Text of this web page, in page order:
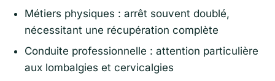
Métiers physiques : arrêt souvent doublé,
nécessitant une récupération complète
Conduite professionnelle : attention particulière
aux lombalgies et cervicalgies